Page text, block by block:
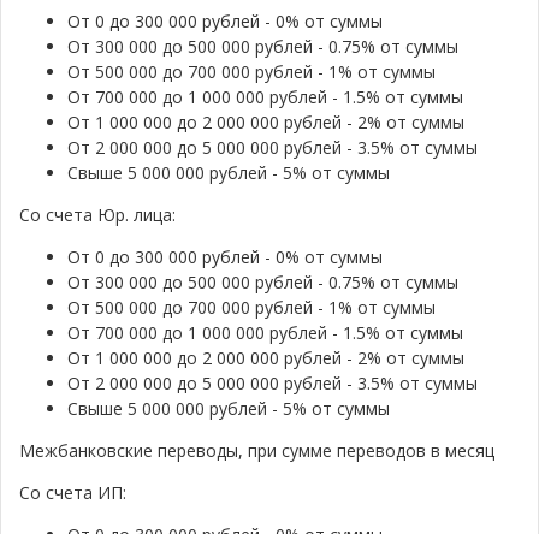
От 0 до 300 000 рублей - 0% от суммы
От 300 000 до 500 000 рублей - 0.75% от суммы
От 500 000 до 700 000 рублей - 1% от суммы
От 700 000 до 1 000 000 рублей - 1.5% от суммы
От 1 000 000 до 2 000 000 рублей - 2% от суммы
От 2 000 000 до 5 000 000 рублей - 3.5% от суммы
Свыше 5 000 000 рублей - 5% от суммы
Со счета Юр. лица:
От 0 до 300 000 рублей - 0% от суммы
От 300 000 до 500 000 рублей - 0.75% от суммы
От 500 000 до 700 000 рублей - 1% от суммы
От 700 000 до 1 000 000 рублей - 1.5% от суммы
От 1 000 000 до 2 000 000 рублей - 2% от суммы
От 2 000 000 до 5 000 000 рублей - 3.5% от суммы
Свыше 5 000 000 рублей - 5% от суммы
Межбанковские переводы, при сумме переводов в месяц
Со счета ИП: